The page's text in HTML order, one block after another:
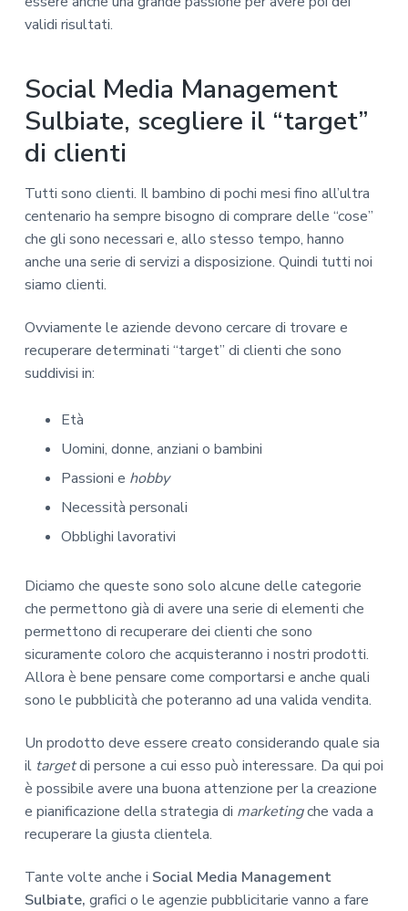
validi risultati.
Social Media Management
Sulbiate, scegliere il “target”
di clienti
Tutti sono clienti. Il bambino di pochi mesi fino all’ultra
centenario ha sempre bisogno di comprare delle “cose”
che gli sono necessari e, allo stesso tempo, hanno
anche una serie di servizi a disposizione. Quindi tutti noi
siamo clienti.
Ovviamente le aziende devono cercare di trovare e
recuperare determinati “target” di clienti che sono
suddivisi in:
Età
Uomini, donne, anziani o bambini
Passioni e hobby
Necessità personali
Obblighi lavorativi
Diciamo che queste sono solo alcune delle categorie
che permettono già di avere una serie di elementi che
permettono di recuperare dei clienti che sono
sicuramente coloro che acquisteranno i nostri prodotti.
Allora è bene pensare come comportarsi e anche quali
sono le pubblicità che poteranno ad una valida vendita.
Un prodotto deve essere creato considerando quale sia
il targetdi persone a cui esso può interessare. Da qui poi
è possibile avere una buona attenzione per la creazione
e pianificazione della strategia di marketingche vada a
recuperare la giusta clientela.
Tante volte anche i Social Media Management
Sulbiate, grafici o le agenzie pubblicitarie vanno a fare